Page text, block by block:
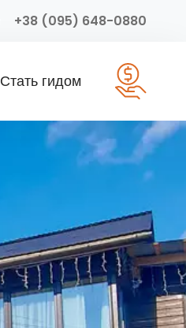
+38 (095) 648-0880
Стать гидом